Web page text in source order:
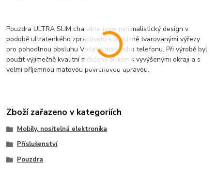
Pouzdra ULTRA SLIM charakterizuje minimalistický design v
podobě ultratenkého zpracování s precizně tvarovanými výřezy
pro pohodlnou obsluhu Vašeho mobilního telefonu. Při výrobě byl
použit výjimečně kvalitní měkčený silikon s vyvýšenými okraji a s
velmi příjemnou matovou povrchovou úpravou.
Zboží zařazeno v kategoriích
Mobily, nositelná elektronika
Příslušenství
Pouzdra